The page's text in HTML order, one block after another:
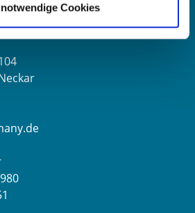
Cookies